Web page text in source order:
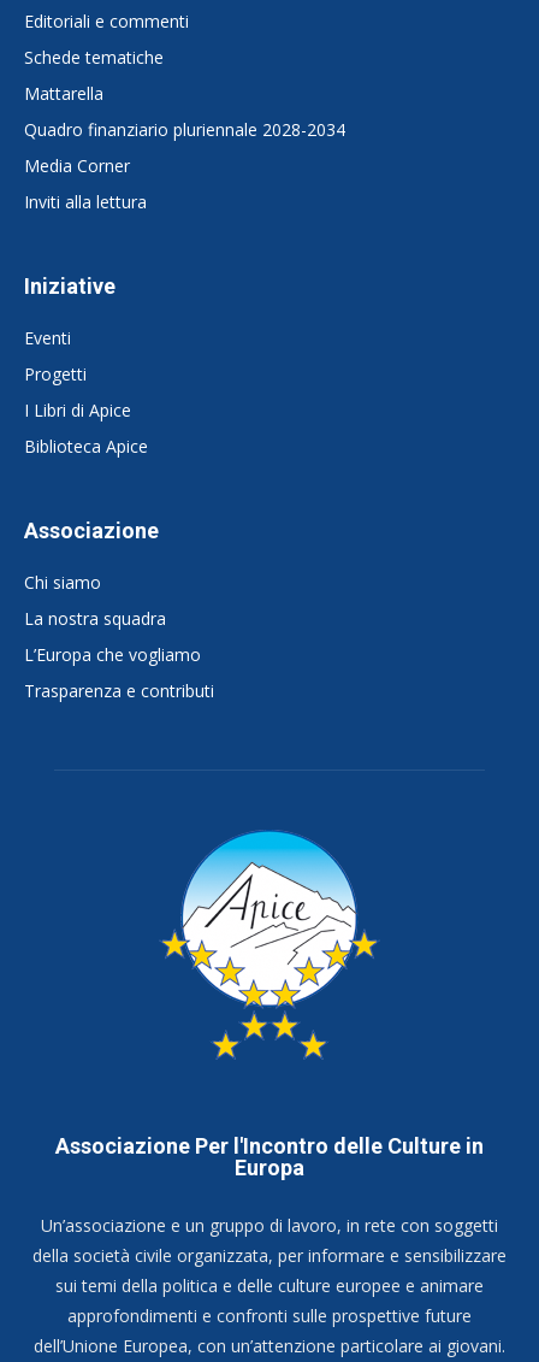
Editoriali e commenti
Schede tematiche
Mattarella
Quadro finanziario pluriennale 2028-2034
Media Corner
Inviti alla lettura
Iniziative
Eventi
Progetti
I Libri di Apice
Biblioteca Apice
Associazione
Chi siamo
La nostra squadra
L’Europa che vogliamo
Trasparenza e contributi
Associazione Per l'Incontro delle Culture in
Europa
Un’associazione e un gruppo di lavoro, in rete con soggetti
della società civile organizzata, per informare e sensibilizzare
sui temi della politica e delle culture europee e animare
approfondimenti e confronti sulle prospettive future
dell’Unione Europea, con un’attenzione particolare ai giovani.